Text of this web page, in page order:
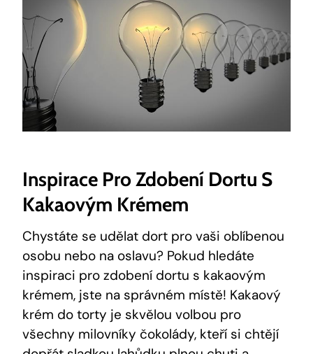
Inspirace⁤ Pro Zdobení Dortu S
Kakaovým Krémem
Chystáte se udělat dort⁤ pro vaši oblíbenou
‌osobu nebo na‍ oslavu? Pokud ‍hledáte
inspiraci pro zdobení dortu s‌ kakaovým
krémem, jste na správném místě! Kakaový
krém do torty je skvělou volbou pro
všechny⁢ milovníky čokolády, kteří⁢ si ‍chtějí​